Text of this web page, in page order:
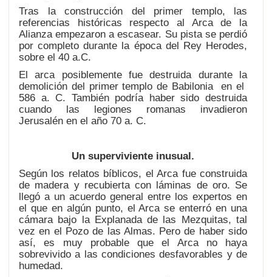
Tras la construcción del primer templo, las
referencias históricas respecto al Arca de la
Alianza empezaron a escasear. Su pista se perdió
por completo durante la época del Rey Herodes,
sobre el 40 a.C.
El arca posiblemente fue destruida durante la
demolición del primer templo de Babilonia en el
586 a. C. También podría haber sido destruida
cuando las legiones romanas invadieron
Jerusalén en el año 70 a. C.
Un superviviente inusual.
Según los relatos bíblicos, el Arca fue construida
de madera y recubierta con láminas de oro. Se
llegó a un acuerdo general entre los expertos en
el que en algún punto, el Arca se enterró en una
cámara bajo la Explanada de las Mezquitas, tal
vez en el Pozo de las Almas. Pero de haber sido
así, es muy probable que el Arca no haya
sobrevivido a las condiciones desfavorables y de
humedad.